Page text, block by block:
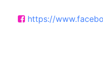
https://